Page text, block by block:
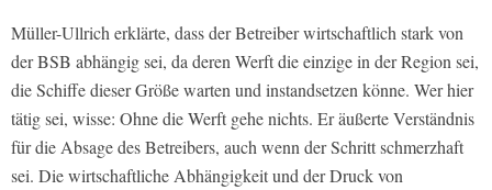
Müller-Ullrich erklärte, dass der Betreiber wirtschaftlich stark von
der BSB abhängig sei, da deren Werft die einzige in der Region sei,
die Schiffe dieser Größe warten und instandsetzen könne. Wer hier
tätig sei, wisse: Ohne die Werft gehe nichts. Er äußerte Verständnis
für die Absage des Betreibers, auch wenn der Schritt schmerzhaft
sei. Die wirtschaftliche Abhängigkeit und der Druck von